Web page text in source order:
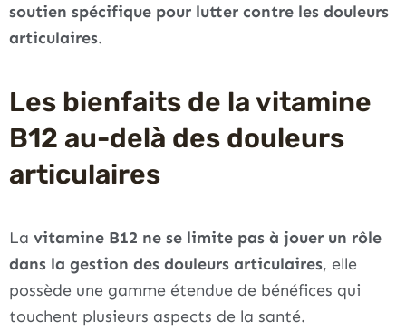
soutien spécifique pour lutter contre les douleurs
articulaires.
Les bienfaits de la vitamine
B12 au-delà des douleurs
articulaires
La vitamine B12 ne se limite pas à jouer un rôle
dans la gestion des douleurs articulaires, elle
possède une gamme étendue de bénéfices qui
touchent plusieurs aspects de la santé.